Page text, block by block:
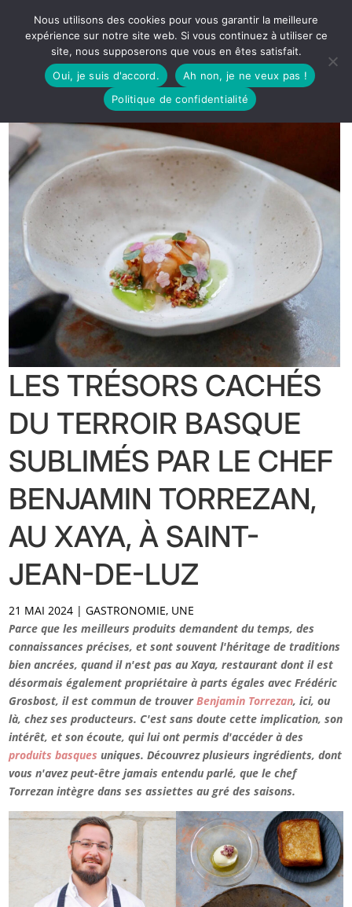
LES TRÉSORS CACHÉS
DU TERROIR BASQUE
SUBLIMÉS PAR LE CHEF
BENJAMIN TORREZAN,
AU XAYA, À SAINT-
JEAN-DE-LUZ
21 MAI 2024 |GASTRONOMIE, UNE
Parce que les meilleurs produits demandent du temps, des
connaissances précises, et sont souvent l'héritage de traditions
bien ancrées, quand il n'est pas au Xaya, restaurant dont il est
désormais également propriétaire à parts égales avec Frédéric
Grosbost, il est commun de trouverBenjamin Torrezan, ici, ou
là, chez ses producteurs. C'est sans doute cette implication, son
intérêt, et son écoute, qui lui ont permis d'accéder à des
produits basques uniques. Découvrez plusieurs ingrédients, dont
vous n'avez peut-être jamais entendu parlé, que le chef
Torrezan intègre dans ses assiettes au gré des saisons.
Nous utilisons des cookies pour vous garantir la meilleure
expérience sur notre site web. Si vous continuez à utiliser ce
site, nous supposerons que vous en êtes satisfait.
Oui, je suis d'accord.
Ah non, je ne veux pas !
Politique de confidentialité